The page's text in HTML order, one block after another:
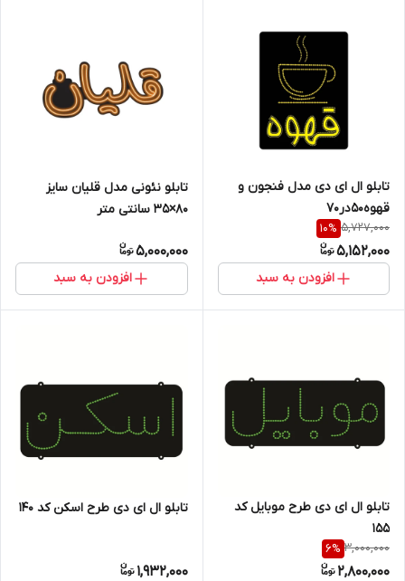
تابلو ال ای دی مدل فنجون و
قهوه50در70
5,727,000
10%
5,152,000
افزودن به سبد
تابلو نئونی مدل قلیان سایز
۸۰×۳۵ سانتی متر
5,000,000
افزودن به سبد
تابلو ال ای دی طرح موبایل کد
۱۵۵
3,000,000
6%
2,800,000
تابلو ال ای دی طرح اسکن کد ۱۴۰
1,932,000